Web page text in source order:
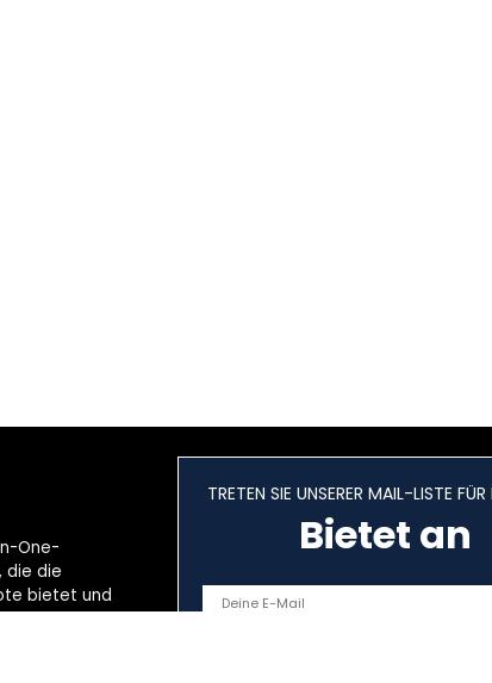
One-
die die
bietet und
auf dem
TRETEN SIE UNSERER MAIL-LISTE FÜR
Bietet an